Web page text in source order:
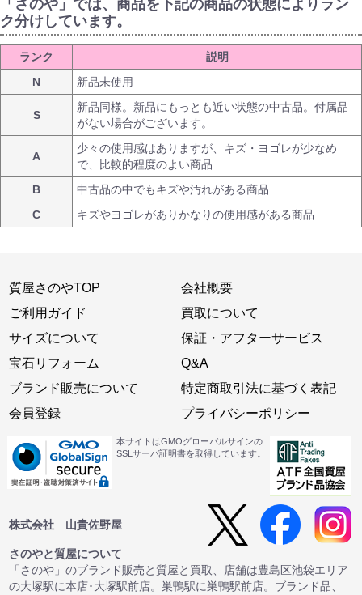
「さのや」では、商品を下記の商品の状態によりラン
ク分けしています。
ランク
説明
N
新品未使用
S
新品同様。新品にもっとも近い状態の中古品。付属品
がない場合がございます。
A
少々の使用感はありますが、キズ・ヨゴレが少なめ
で、比較的程度のよい商品
B
中古品の中でもキズや汚れがある商品
C
キズやヨゴレがありかなりの使用感がある商品
質屋さのやTOP
ご利用ガイド
サイズについて
宝石リフォーム
ブランド販売について
会員登録
会社概要
買取について
保証・アフターサービス
Q&A
特定商取引法に基づく表記
プライバシーポリシー
本サイトはGMOグローバルサインの
SSLサーバ証明書を取得しています。
株式会社 山貴佐野屋
さのやと質屋について
「さのや」のブランド販売と質屋と買取、店舗は豊島区池袋エリア
の大塚駅に本店･大塚駅前店。巣鴨駅に巣鴨駅前店。ブランド品、